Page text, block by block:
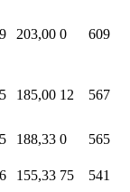
203,00 0 609
185,00 12 567
188,33 0 565
155,33 75 541